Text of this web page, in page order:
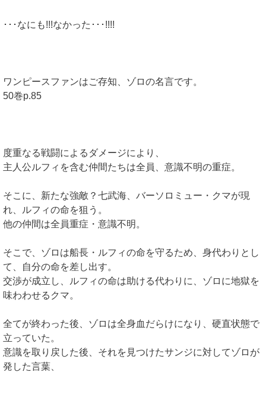
･･･なにも!!!なかった･･･!!!!
ワンピースファンはご存知、ゾロの名言です。
50巻p.85
度重なる戦闘によるダメージにより、
主人公ルフィを含む仲間たちは全員、意識不明の重症。
そこに、新たな強敵？七武海、バーソロミュー・クマが現
れ、ルフィの命を狙う。
他の仲間は全員重症・意識不明。
そこで、ゾロは船長・ルフィの命を守るため、身代わりとし
て、自分の命を差し出す。
交渉が成立し、ルフィの命は助ける代わりに、ゾロに地獄を
味わわせるクマ。
全てが終わった後、ゾロは全身血だらけになり、硬直状態で
立っていた。
意識を取り戻した後、それを見つけたサンジに対してゾロが
発した言葉、